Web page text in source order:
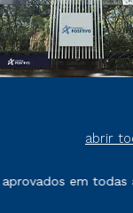
abrir
em todas